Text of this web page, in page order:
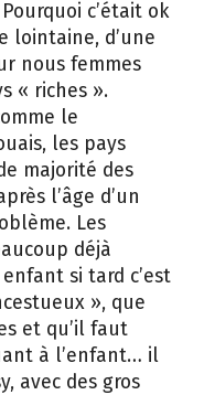
c’était ok
lointaine, d’une
nous femmes
« riches ».
le
les pays
majorité des
l’âge d’un
Les
déjà
si tard c’est
», que
et qu’il faut
à l’enfant… il
avec des gros